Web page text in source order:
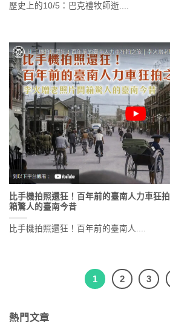
歷史上的10/5：巴克禮牧師逝....
比手機拍照還狂！百年前的臺南人力車狂
箱驚人的臺南今昔
比手機拍照還狂！百年前的臺南人....
1 2 3
熱門文章